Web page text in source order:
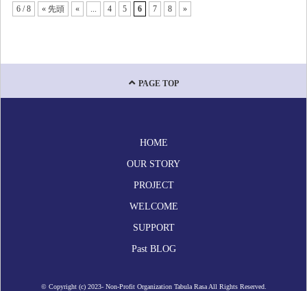
2022年3月
6 / 8 « 先頭 « 4 5 6 7 8 »
PAGE TOP
HOME
OUR STORY
PROJECT
WELCOME
SUPPORT
Past BLOG
© Copyright (c) 2023- Non-Profit Organization Tabula Rasa All Rights Reserved.